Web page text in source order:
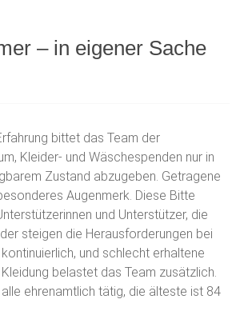
– in eigener Sache
bittet das Team der
Kleider- und Wäschespenden nur in
Zustand abzugeben. Getragene
Augenmerk. Diese Bitte
und Unterstützer, die
steigen die Herausforderungen bei
und schlecht erhaltene
belastet das Team zusätzlich.
ehrenamtlich tätig, die älteste ist 84